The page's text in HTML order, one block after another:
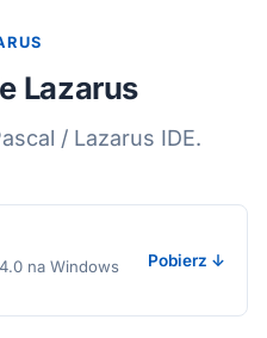
Lazarus
/ Lazarus IDE.
na Windows
Pobierz ↓